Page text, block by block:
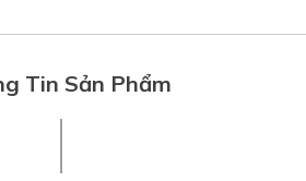
Tin Sản Phẩm